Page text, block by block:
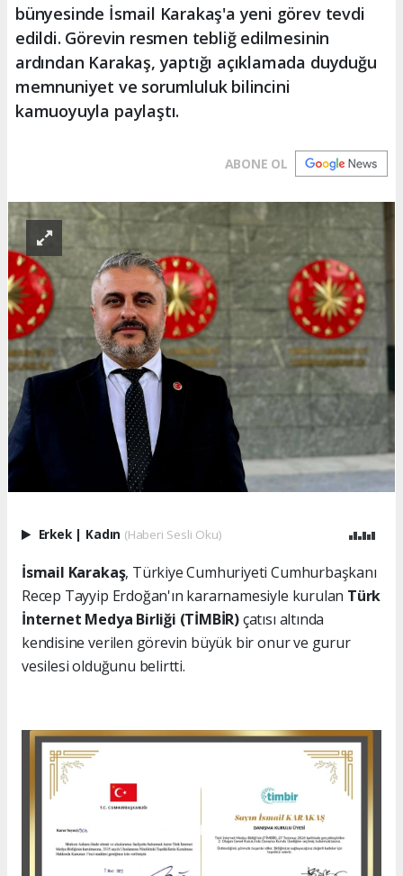
bünyesinde İsmail Karakaş'a yeni görev tevdi
edildi. Görevin resmen tebliğ edilmesinin
ardından Karakaş, yaptığı açıklamada duyduğu
memnuniyet ve sorumluluk bilincini
kamuoyuyla paylaştı.
ABONE OL
Erkek | Kadın (Haberi Sesli Oku)
İsmail Karakaş, Türkiye Cumhuriyeti Cumhurbaşkanı
Recep Tayyip Erdoğan'ın kararnamesiyle kurulan Türk
İnternet Medya Birliği (TİMBİR)çatısı altında
kendisine verilen görevin büyük bir onur ve gurur
vesilesi olduğunu belirtti.